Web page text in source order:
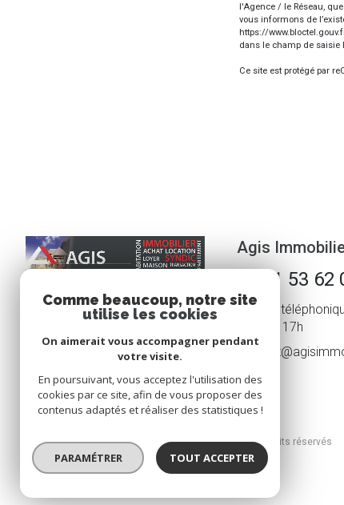
l'Agence / le Réseau,
vous informons de
https://
dans le champ de saisie
Ce site est protégé par
Agis
05 61 53 62
Accueil
et 14h - 17h
© 2026 | Tous droits réservés
Comme beaucoup, notre site
utilise les cookies
On aimerait vous accompagner pendant
votre visite.
En poursuivant, vous acceptez l'utilisation des
cookies par ce site, afin de vous proposer des
contenus adaptés et réaliser des statistiques !
PARAMÉTRER TOUT ACCEPTER